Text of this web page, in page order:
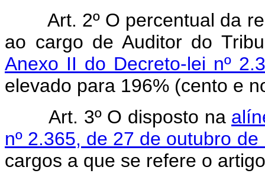
Art. 2º O percentual da
ao cargo de Auditor do
Anexo II do Decreto-lei nº
elevado para 196% (cento e
Art. 3º O disposto na
nº 2.365, de 27 de outubro de
cargos a que se refere o